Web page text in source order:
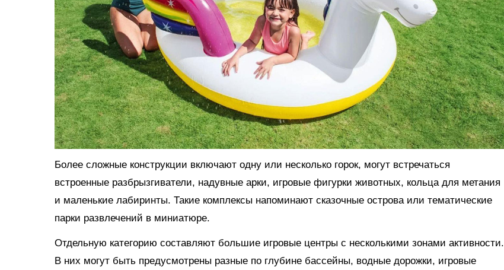
Более сложные конструкции включают одну или несколько горок, могут встречаться
встроенные разбрызгиватели, надувные арки, игровые фигурки животных, кольца для метания
и маленькие лабиринты. Такие комплексы напоминают сказочные острова или тематические
парки развлечений в миниатюре.
Отдельную категорию составляют большие игровые центры с несколькими зонами активности.
В них могут быть предусмотрены разные по глубине бассейны, водные дорожки, игровые